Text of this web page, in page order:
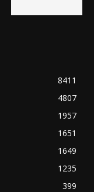
8411
4807
1957
1651
1649
1235
399